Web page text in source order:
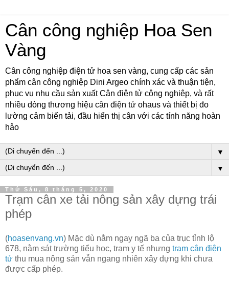
Cân công nghiệp Hoa Sen
Vàng
Cân công nghiệp điện tử hoa sen vàng, cung cấp các sản
phẩm cân công nghiệp Dini Argeo chính xác và thuận tiện,
phục vụ nhu cầu sản xuất Cân điện tử công nghiệp, và rất
nhiều dòng thương hiệu cân điện tử ohaus và thiết bị đo
lường cảm biến tải, đầu hiển thị cân với các tính năng hoàn
hảo
▼
▼
Thứ Sáu, 8 tháng 5, 2020
Trạm cân xe tải nông sản xây dựng trái
phép
(hoasenvang.vn) Mặc dù nằm ngay ngã ba của trục tỉnh lộ
678, nằm sát trường tiểu học, trạm y tế nhưng trạm cân điện
tử thu mua nông sản vẫn ngang nhiên xây dựng khi chưa
được cấp phép.